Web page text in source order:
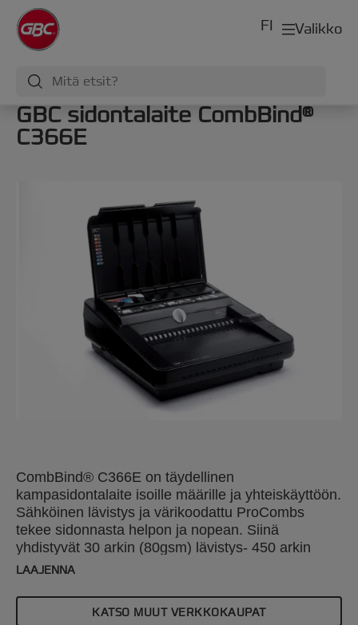
Valikko
FI
GBC sidontalaite CombBind®
C366E
CombBind® C366E on täydellinen
kampasidontalaite isoille määrille ja yhteiskäyttöön.
Sähköinen lävistys ja värikoodattu ProCombs
tekee sidonnasta helpon ja nopean. Siinä
yhdistyvät 30 arkin (80gsm) lävistys- 450 arkin
sidontakapasiteetit (51mm selkä). Sitoo A3 portrait,
keskittämisen sekä paperin erottelijan.
LAAJENNA
KATSO MUUT VERKKOKAUPAT